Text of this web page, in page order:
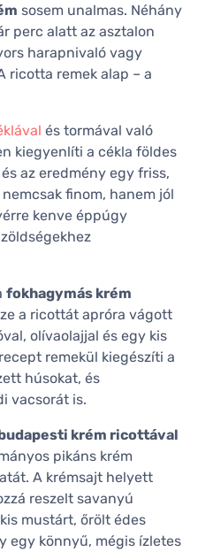
sosem unalmas. Néhány
perc alatt az asztalon
harapnivaló vagy
ricotta remek alap – a
és tormával való
kiegyenlíti a cékla földes
az eredmény egy friss,
finom, hanem jól
kenve éppúgy
fokhagymás krém
a ricottát apróra vágott
olívaolajjal és egy kis
remekül kiegészíti a
húsokat, és
vacsorát is.
krém ricottával
pikáns krém
A krémsajt helyett
reszelt savanyú
mustárt, őrölt édes
egy könnyű, mégis ízletes